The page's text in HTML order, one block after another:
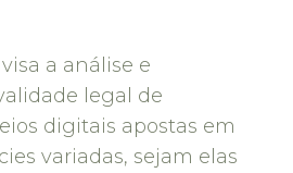
a análise e
legal de
digitais apostas em
variadas, sejam elas